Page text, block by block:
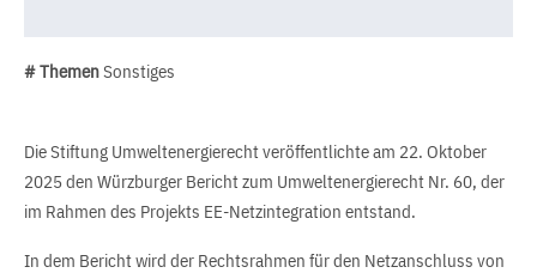
# ThemenSonstiges
Die Stiftung Umweltenergierecht veröffentlichte am 22. Oktober
2025 den Würzburger Bericht zum Umweltenergierecht Nr. 60, der
im Rahmen des Projekts EE-Netzintegration entstand.
In dem Bericht wird der Rechtsrahmen für den Netzanschluss von